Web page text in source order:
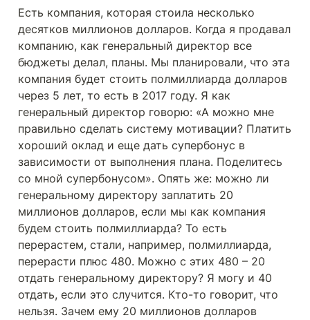
Есть компания, которая стоила несколько
десятков миллионов долларов. Когда я продавал
компанию, как генеральный директор все
бюджеты делал, планы. Мы планировали, что эта
компания будет стоить полмиллиарда долларов
через 5 лет, то есть в 2017 году. Я как
генеральный директор говорю: «А можно мне
правильно сделать систему мотивации? Платить
хороший оклад и еще дать супербонус в
зависимости от выполнения плана. Поделитесь
со мной супербонусом». Опять же: можно ли
генеральному директору заплатить 20
миллионов долларов, если мы как компания
будем стоить полмиллиарда? То есть
перерастем, стали, например, полмиллиарда,
перерасти плюс 480. Можно с этих 480 – 20
отдать генеральному директору? Я могу и 40
отдать, если это случится. Кто-то говорит, что
нельзя. Зачем ему 20 миллионов долларов